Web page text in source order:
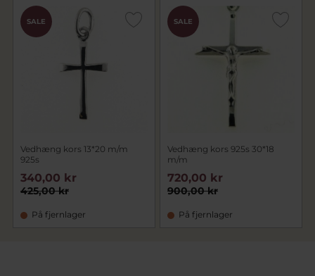
SALE
Vedhæng kors 13*20 m/m
925s
425,00 kr
340,00 kr
På fjernlager
SALE
Vedhæng kors 925s 30*18
m/m
900,00 kr
720,00 kr
På fjernlager